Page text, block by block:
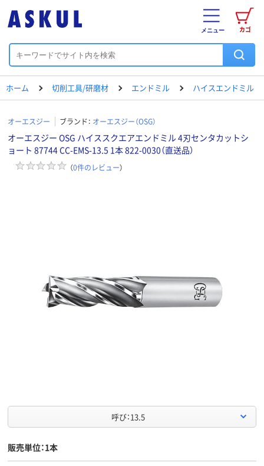
カゴ
メニュー
ホーム 切削工具/研磨材 エンドミル ハイスエンドミル
オーエスジー ブランド： オーエスジー（OSG）
オーエスジー OSG ハイススクエアエンドミル 4刃センタカットシ
ョート 87744 CC-EMS-13.5 1本 822-0030（直送品）
（0件のレビュー）
呼び：13.5
販売単位：1本